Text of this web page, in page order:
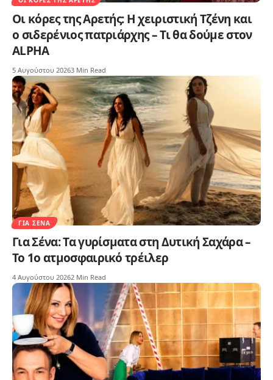
Οι κόρες της Αρετής: Η χειριστική Τζένη και
ο σιδερένιος πατριάρχης – Τι θα δούμε στον
ALPHA
5 Αυγούστου 20263 Min Read
ΓΙΑ ΣΈΝΑ
Για Σένα: Τα γυρίσματα στη Δυτική Σαχάρα –
Το 1ο ατμοσφαιρικό τρέιλερ
4 Αυγούστου 20262 Min Read